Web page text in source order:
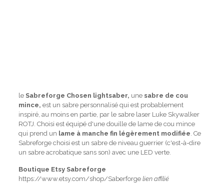
le Sabreforge Chosen lightsaber, une sabre de cou
mince, est un sabre personnalisé qui est probablement
inspiré, au moins en partie, par le sabre laser Luke Skywalker
ROTJ. Choisi est équipé d'une douille de lame de cou mince
qui prend un lame à manche fin légèrement modifiée. Ce
Sabreforge choisi est un sabre de niveau guerrier (c'est-à-dire
un sabre acrobatique sans son) avec une LED verte.
Boutique Etsy Sabreforge
https://www.etsy.com/shop/Saberforge lien affilié